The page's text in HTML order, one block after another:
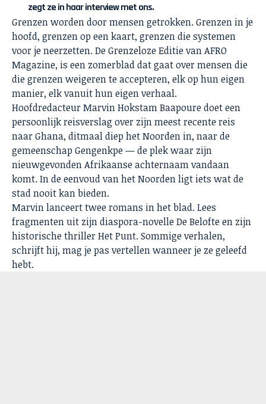
zegt ze in haar interview met ons.
Grenzen worden door mensen getrokken. Grenzen in je
hoofd, grenzen op een kaart, grenzen die systemen
voor je neerzetten. De Grenzeloze Editie van AFRO
Magazine, is een zomerblad dat gaat over mensen die
die grenzen weigeren te accepteren, elk op hun eigen
manier, elk vanuit hun eigen verhaal.
Hoofdredacteur Marvin Hokstam Baapoure doet een
persoonlijk reisverslag over zijn meest recente reis
naar Ghana, ditmaal diep het Noorden in, naar de
gemeenschap Gengenkpe — de plek waar zijn
nieuwgevonden Afrikaanse achternaam vandaan
komt. In de eenvoud van het Noorden ligt iets wat de
stad nooit kan bieden.
Marvin lanceert twee romans in het blad. Lees
fragmenten uit zijn diaspora-novelle De Belofte en zijn
historische thriller Het Punt. Sommige verhalen,
schrijft hij, mag je pas vertellen wanneer je ze geleefd
hebt.